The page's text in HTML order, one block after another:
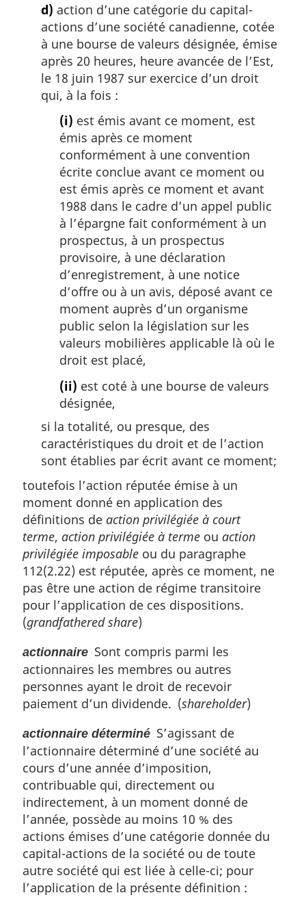
d) action d’une catégorie du capital-
actions d’une société canadienne, cotée
à une bourse de valeurs désignée, émise
après 20 heures, heure avancée de l’Est,
le 18 juin 1987 sur exercice d’un droit
qui, à la fois :
(i) est émis avant ce moment, est
émis après ce moment
conformément à une convention
écrite conclue avant ce moment ou
est émis après ce moment et avant
1988 dans le cadre d’un appel public
à l’épargne fait conformément à un
prospectus, à un prospectus
provisoire, à une déclaration
d’enregistrement, à une notice
d’offre ou à un avis, déposé avant ce
moment auprès d’un organisme
public selon la législation sur les
valeurs mobilières applicable là où le
droit est placé,
(ii) est coté à une bourse de valeurs
désignée,
si la totalité, ou presque, des
caractéristiques du droit et de l’action
sont établies par écrit avant ce moment;
toutefois l’action réputée émise à un
moment donné en application des
définitions de action privilégiée à court
terme, action privilégiée à terme ou action
privilégiée imposable ou du paragraphe
112(2.22) est réputée, après ce moment, ne
pas être une action de régime transitoire
pour l’application de ces dispositions.
(grandfathered share)
actionnaire Sont compris parmi les
actionnaires les membres ou autres
personnes ayant le droit de recevoir
paiement d’un dividende. (shareholder)
actionnaire déterminé S’agissant de
l’actionnaire déterminé d’une société au
cours d’une année d’imposition,
contribuable qui, directement ou
indirectement, à un moment donné de
l’année, possède au moins 10 % des
actions émises d’une catégorie donnée du
capital-actions de la société ou de toute
autre société qui est liée à celle-ci; pour
l’application de la présente définition :